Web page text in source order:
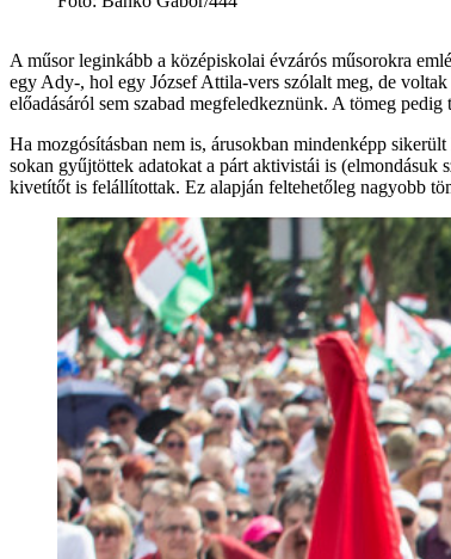
A műsor leginkább a középiskolai évzárós műsorokra
egy Ady-, hol egy József Attila-vers szólalt meg, de
előadásáról sem szabad megfeledkeznünk. A tömeg
Ha mozgósításban nem is, árusokban mindenképp
sokan gyűjtöttek adatokat a párt aktivistái is
kivetítőt is felállítottak. Ez alapján feltehetőleg nagyobb